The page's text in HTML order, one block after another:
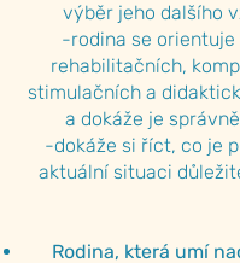
výběr jeho dalšího
-rodina se orientuje
rehabilitačních,
stimulačních a
a dokáže je
-dokáže si říct, co je
aktuální situaci
Rodina, která umí